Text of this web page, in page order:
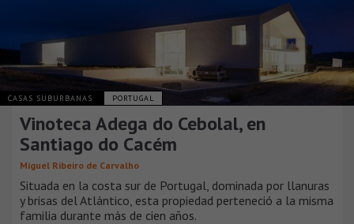
CASAS SUBURBANAS PORTUGAL
Vinoteca Adega do Cebolal, en
Santiago do Cacém
Miguel Ribeiro de Carvalho
Situada en la costa sur de Portugal, dominada por llanuras
y brisas del Atlántico, esta propiedad perteneció a la misma
familia durante más de cien años.